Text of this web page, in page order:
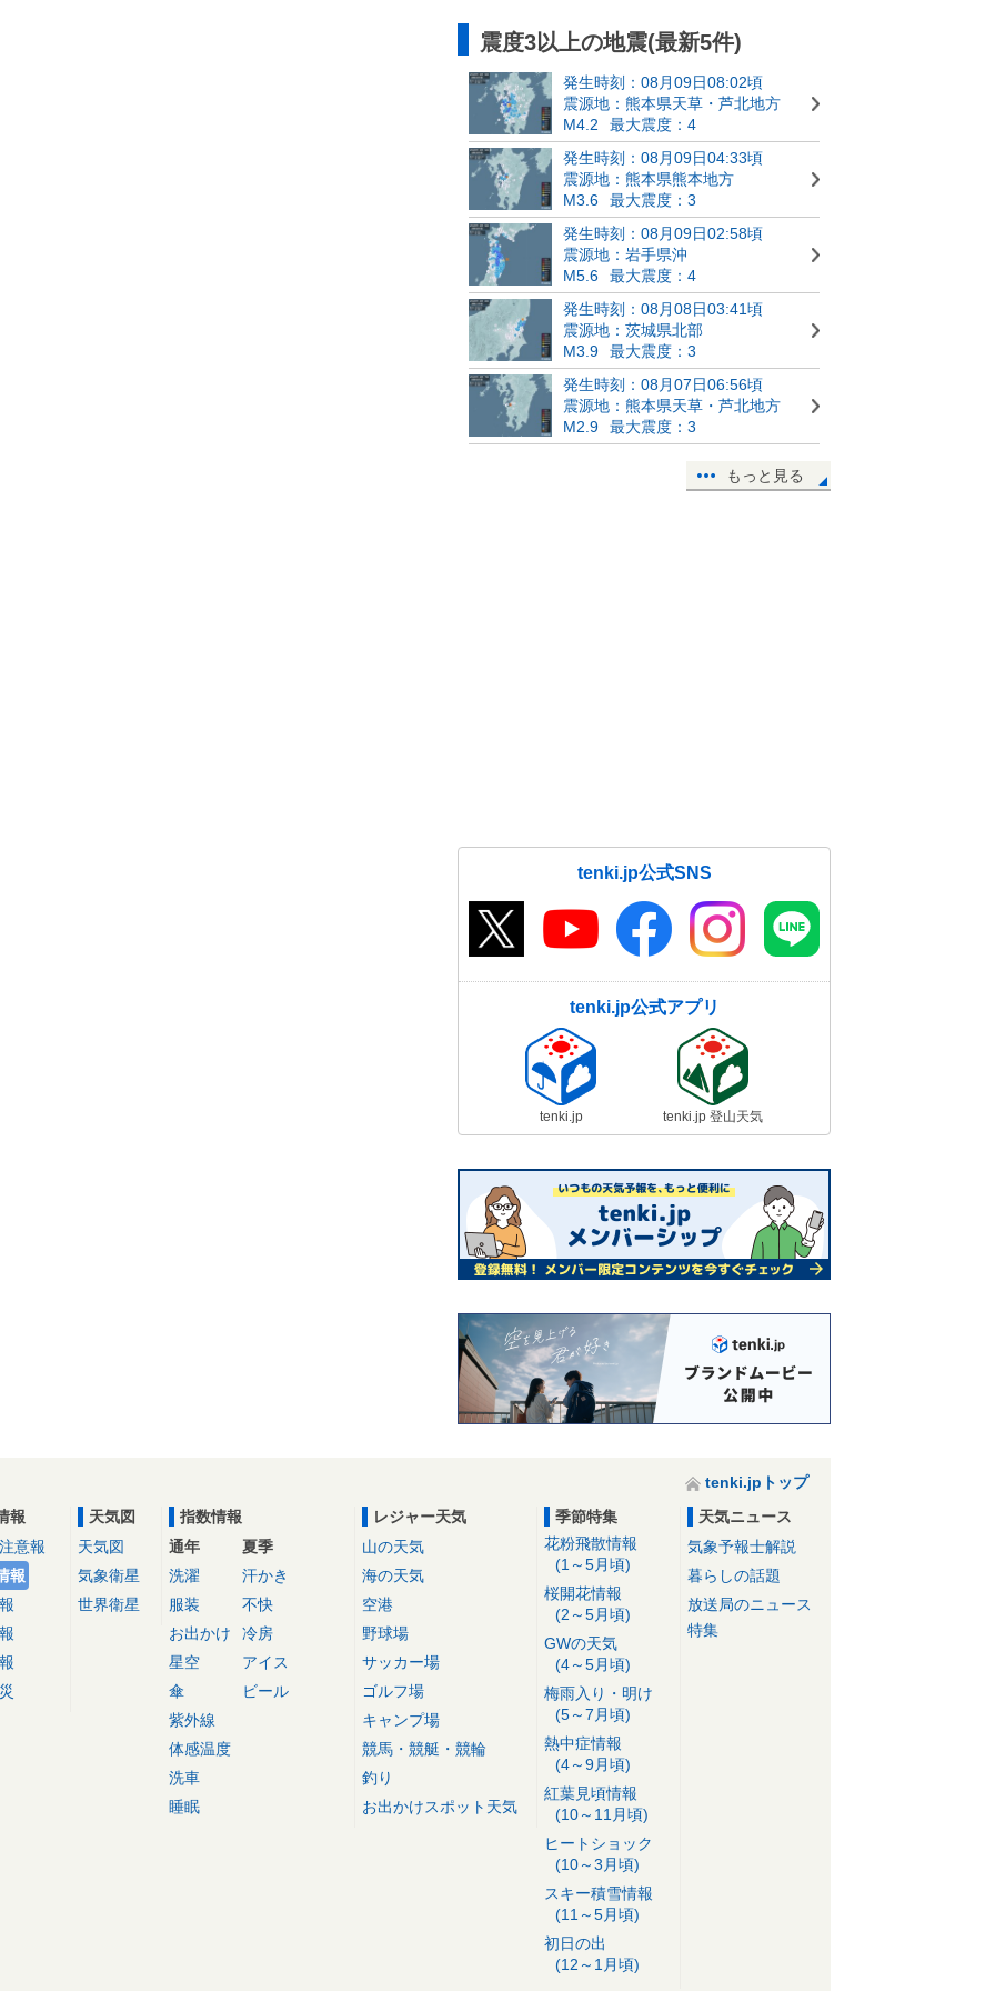
震度3以上の地震(最新5件)
発生時刻：08月09日08:02頃
震源地：熊本県天草・芦北地方
M4.2
最大震度：4
発生時刻：08月09日04:33頃
震源地：熊本県熊本地方
M3.6
最大震度：3
発生時刻：08月09日02:58頃
震源地：岩手県沖
M5.6
最大震度：4
発生時刻：08月08日03:41頃
震源地：茨城県北部
M3.9
最大震度：3
発生時刻：08月07日06:56頃
震源地：熊本県天草・芦北地方
M2.9
最大震度：3
もっと見る
tenki.jp公式SNS
tenki.jp公式アプリ
tenki.jp tenki.jp 登山天気
tenki.jpトップ
報
意報
報
天気図
天気図
気象衛星
世界衛星
指数情報
通年
洗濯
服装
お出かけ
星空
傘
紫外線
体感温度
洗車
睡眠
夏季
汗かき
不快
冷房
アイス
ビール
レジャー天気
山の天気
海の天気
空港
野球場
サッカー場
ゴルフ場
キャンプ場
競馬・競艇・競輪
釣り
お出かけスポット天気
季節特集
花粉飛散情報
(1～5月頃)
桜開花情報
(2～5月頃)
GWの天気
(4～5月頃)
梅雨入り・明け
(5～7月頃)
熱中症情報
(4～9月頃)
紅葉見頃情報
(10～11月頃)
ヒートショック
(10～3月頃)
スキー積雪情報
(11～5月頃)
初日の出
(12～1月頃)
天気ニュース
気象予報士解説
暮らしの話題
放送局のニュース
特集